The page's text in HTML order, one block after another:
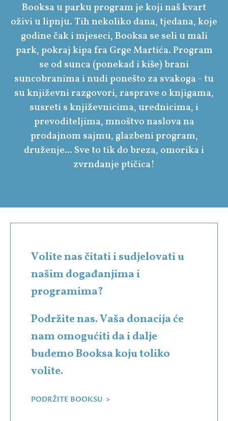
Booksa u parku program je koji naš kvart
oživi u lipnju. Tih nekoliko dana, tjedana, koje
godine čak i mjeseci, Booksa se seli u mali
park, pokraj kipa fra Grge Martića. Program
se od sunca (ponekad i kiše) brani
suncobranima i nudi ponešto za svakoga - tu
su književni razgovori, rasprave o knjigama,
susreti s književnicima, urednicima, i
prevoditeljima, mnoštvo naslova na
prodajnom sajmu, glazbeni program,
druženje... Sve to tik do breza, omorika i
zvrndanje ptičica!
Volite nas čitati i sudjelovati u
našim događanjima i
programima?
Podržite nas. Vaša donacija će
nam omogućiti da i dalje
budemo Booksa koju toliko
volite.
PODRŽITE BOOKSU >